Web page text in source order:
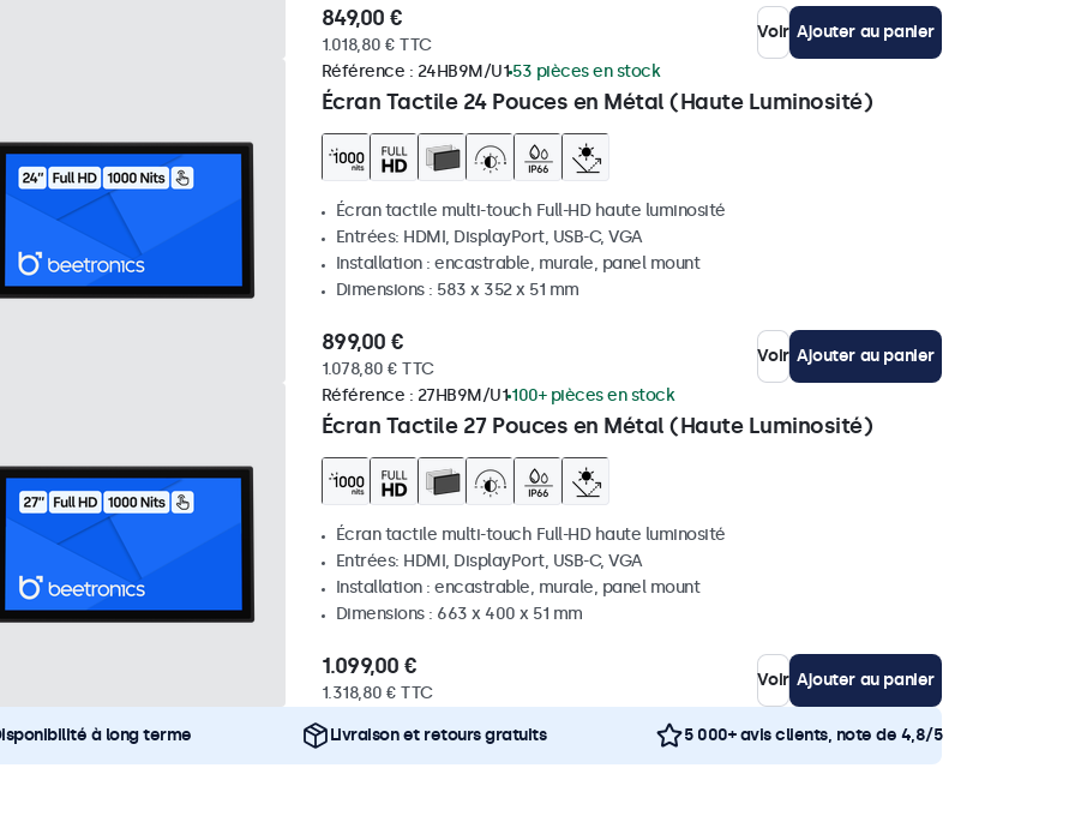
849,00 €
1.018,80 € TTC
Voir Ajouter au panier
Écran Tactile 24 Pouces en Métal (Haute Luminosité)
Référence : 24HB9M/U1 53 pièces en stock
Écran tactile multi-touch Full-HD haute luminosité
Entrées: HDMI, DisplayPort, USB-C, VGA
Installation : encastrable, murale, panel mount
Dimensions : 583 x 352 x 51 mm
899,00 €
1.078,80 € TTC
Voir Ajouter au panier
Écran Tactile 27 Pouces en Métal (Haute Luminosité)
Référence : 27HB9M/U1 100+ pièces en stock
Écran tactile multi-touch Full-HD haute luminosité
Entrées: HDMI, DisplayPort, USB-C, VGA
Installation : encastrable, murale, panel mount
Dimensions : 663 x 400 x 51 mm
1.099,00 €
1.318,80 € TTC
Voir Ajouter au panier
à long terme Livraison et retours gratuits 5 000+ avis clients, note de 4,8/5